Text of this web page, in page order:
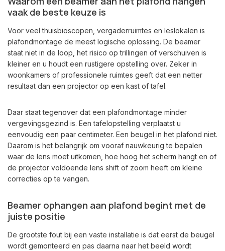
vaak de beste keuze is
Voor veel thuisbioscopen, vergaderruimtes en leslokalen is
plafondmontage de meest logische oplossing. De beamer
staat niet in de loop, het risico op trillingen of verschuiven is
kleiner en u houdt een rustigere opstelling over. Zeker in
woonkamers of professionele ruimtes geeft dat een netter
resultaat dan een projector op een kast of tafel.
Daar staat tegenover dat een plafondmontage minder
vergevingsgezind is. Een tafelopstelling verplaatst u
eenvoudig een paar centimeter. Een beugel in het plafond niet.
Daarom is het belangrijk om vooraf nauwkeurig te bepalen
waar de lens moet uitkomen, hoe hoog het scherm hangt en of
de projector voldoende lens shift of zoom heeft om kleine
correcties op te vangen.
Beamer ophangen aan plafond begint met de
juiste positie
De grootste fout bij een vaste installatie is dat eerst de beugel
wordt gemonteerd en pas daarna naar het beeld wordt